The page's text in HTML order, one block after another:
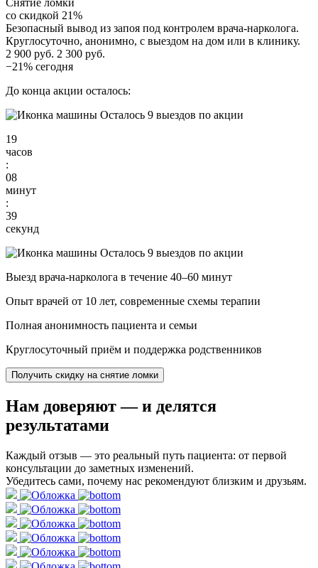
Снятие ломки
со скидкой 21%
Безопасный вывод из запоя под контролем врача-нарколога.
Круглосуточно, анонимно, с выездом на дом или в клинику.
2 900 руб. 2 300 руб.
−21% сегодня
До конца акции осталось:
Осталось 9 выездов по акции
19
часов
:
08
минут
:
38
секунд
Осталось 9 выездов по акции
Выезд врача-нарколога в течение 40–60 минут
Опыт врачей от 10 лет, современные схемы терапии
Полная анонимность пациента и семьи
Круглосуточный приём и поддержка родственников
Получить скидку на снятие ломки
Нам доверяют— и делятся
результатами
Каждый отзыв — это реальный путь пациента: от первой
консультации до заметных изменений.
Убедитесь сами, почему нас рекомендуют близким и друзьям.